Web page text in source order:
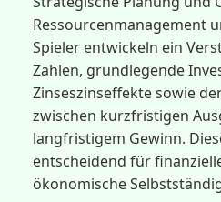
Ressourcenmanagement
Spieler entwickeln ein
Zahlen, grundlegende
Zinseszinseffekte sowie
zwischen kurzfristigen
langfristigem Gewinn.
entscheidend für
ökonomische